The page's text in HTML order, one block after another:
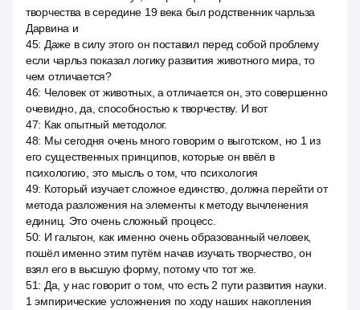
творчества в середине 19 века был родственник чарльза
Дарвина и
45: Даже в силу этого он поставил перед собой проблему
если чарльз показал логику развития животного мира, то
чем отличается?
46: Человек от животных, а отличается он, это совершенно
очевидно, да, способностью к творчеству. И вот
47: Как опытный методолог.
48: Мы сегодня очень много говорим о выготском, но 1 из
его существенных принципов, которые он ввёл в
психологию, это мысль о том, что психология
49: Который изучает сложное единство, должна перейти от
метода разложения на элементы к методу вычленения
единиц. Это очень сложный процесс.
50: И гальтон, как именно очень образованный человек,
пошёл именно этим путём начав изучать творчество, он
взял его в высшую форму, потому что тот же.
51: Да, у нас говорит о том, что есть 2 пути развития науки.
1 эмпирические усложнения по ходу наших накопления